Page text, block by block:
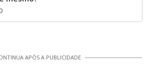
APÓS A PUBLICIDADE